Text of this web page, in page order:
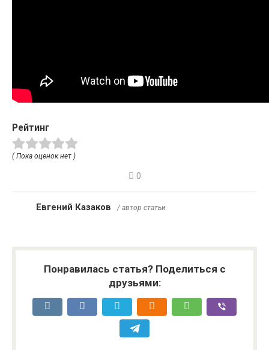
Рейтинг
( Пока оценок нет )
0
Евгений Казаков / автор статьи
Понравилась статья? Поделиться с
друзьями: